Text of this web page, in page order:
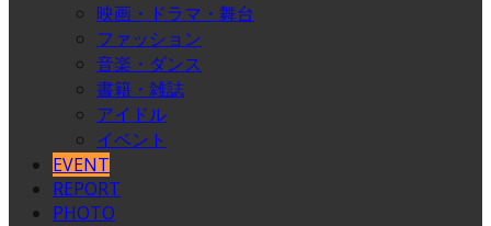
映画・ドラマ・舞台
ファッション
音楽・ダンス
書籍・雑誌
アイドル
イベント
EVENT
REPORT
PHOTO